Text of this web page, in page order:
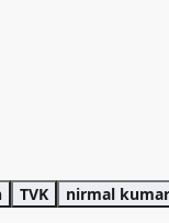
TVK nirmal kumar